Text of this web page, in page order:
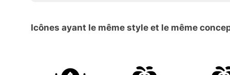
Icônes ayant le même style et le même